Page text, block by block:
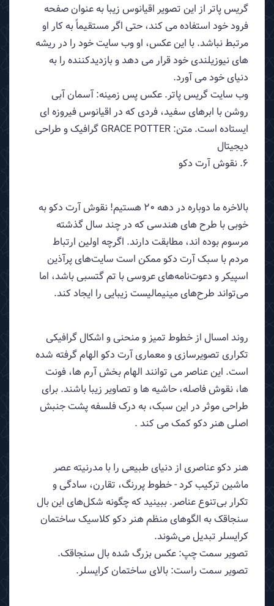
گریس پاتر از این تصویر اقیانوس زیبا به عنوان صفحه
فرود خود استفاده می کند، حتی اگر مستقیماً به کار او
مرتبط نباشد. با این عکس، او وب سایت خود را در ریشه
های نیوزیلندی خود قرار می دهد و بازدیدکننده را به
دنیای خود می آورد.
وب سایت گریس پاتر. عکس پس زمینه: آسمان آبی
روشن با ابرهای سفید، فردی که در اقیانوس فیروزه ای
ایستاده است. متن: GRACE POTTER گرافیک و طراحی
دیجیتال
6. نقوش آرت دکو
بالاخره ما دوباره در دهه 20 هستیم! نقوش آرت دکو به
خوبی با طرح های هندسی که در چند سال گذشته
مرسوم بوده اند، مطابقت دارند. اگرچه اولین ارتباط
مردم با سبک آرت دکو ممکن است سایت‌های پرآذین
اسپیکر و دعوت‌نامه‌های عروسی با تم گتسبی باشد، اما
می‌تواند طرح‌های مینیمالیست زیبایی را ایجاد کند.
روند امسال از خطوط تمیز و منحنی و اشکال گرافیکی
تکراری تصویرسازی و معماری آرت دکو الهام گرفته شده
است. این عناصر می توانند الهام بخش آرم ها، فونت
ها، نقوش فاصله، حاشیه ها و تصاویر زیبا باشند. برای
طراحی موثر در این سبک، به درک فلسفه پشت جنبش
اصلی هنر دکو کمک می کند .
هنر دکو عناصری از دنیای طبیعی را با مدرنیته عصر
ماشین ترکیب کرد - خطوط پررنگ، تقارن، سادگی و
تکرار بی‌تنوع عناصر. ببینید که چگونه شکل‌های این بال
سنجاقک به الگوهای منظم هنر دکو کلاسیک ساختمان
کرایسلر تبدیل می‌شوند.
تصویر سمت چپ: عکس بزرگ شده بال سنجاقک.
تصویر سمت راست: بالای ساختمان کرایسلر.